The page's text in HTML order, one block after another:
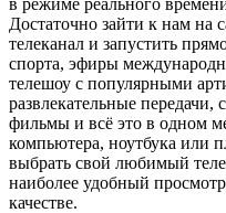
Достаточно зайти к нам на
телеканал и запустить
спорта, эфиры
телешоу с популярными
развлекательные
фильмы и всё это в одном
компьютера, ноутбука или
выбрать свой любимый
наиболее удобный
качестве.